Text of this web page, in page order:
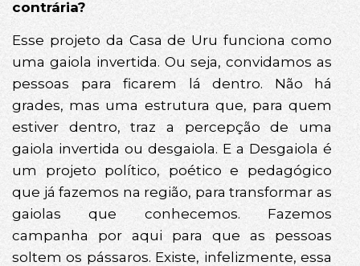
contrária?
Esse projeto da Casa de Uru funciona como
uma gaiola invertida. Ou seja, convidamos as
pessoas para ficarem lá dentro. Não há
grades, mas uma estrutura que, para quem
estiver dentro, traz a percepção de uma
gaiola invertida ou desgaiola. E a Desgaiola é
um projeto político, poético e pedagógico
que já fazemos na região, para transformar as
gaiolas que conhecemos. Fazemos
campanha por aqui para que as pessoas
soltem os pássaros. Existe, infelizmente, essa